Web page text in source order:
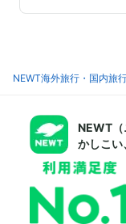
NEWT海外旅行・国内旅
NEWT（
かしこい